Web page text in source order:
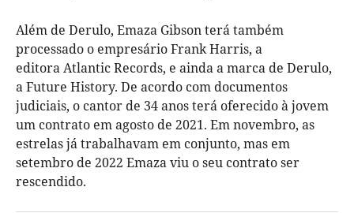
Além de Derulo, Emaza Gibson terá também
processado o empresário Frank Harris, a
editora Atlantic Records, e ainda a marca de Derulo,
a Future History. De acordo com documentos
judiciais, o cantor de 34 anos terá oferecido à jovem
um contrato em agosto de 2021. Em novembro, as
estrelas já trabalhavam em conjunto, mas em
setembro de 2022 Emaza viu o seu contrato ser
rescendido.